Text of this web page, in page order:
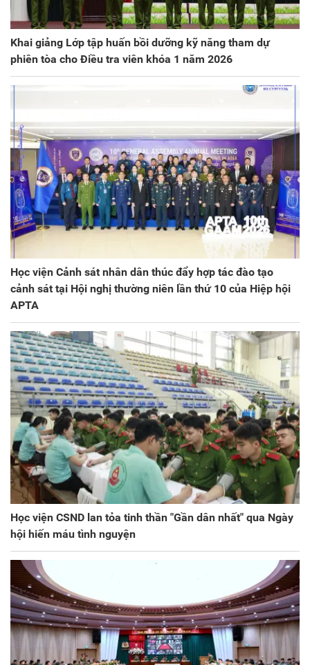
Khai giảng Lớp tập huấn bồi dưỡng kỹ năng tham dự
phiên tòa cho Điều tra viên khóa 1 năm 2026
Học viện Cảnh sát nhân dân thúc đẩy hợp tác đào tạo
cảnh sát tại Hội nghị thường niên lần thứ 10 của Hiệp hội
APTA
Học viện CSND lan tỏa tinh thần "Gần dân nhất" qua Ngày
hội hiến máu tình nguyện